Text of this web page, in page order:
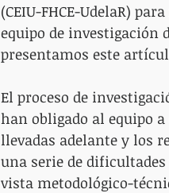
(CEIU-FHCE-UdelaR)
equipo de investigación
presentamos este
El proceso de
han obligado al equipo
llevadas adelante y los
una serie de
vista metodológico-